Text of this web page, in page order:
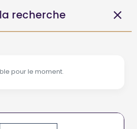
recherche
pour le moment.